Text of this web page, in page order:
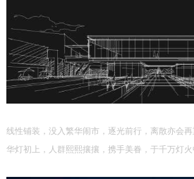
线性铺装，没入繁华闹市，逐光前行，离散亦会再
华灯初上，人群熙熙攘攘，携手美眷，于千万灯火